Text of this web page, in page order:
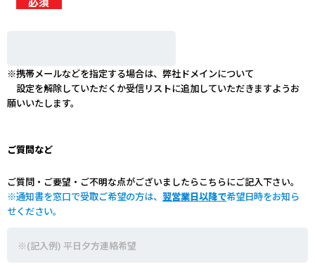
※携帯メールなどを指定する場合は、弊社ドメインについて
設定を解除していただくか受信リストに追加していただきますようお
願いいたします。
ご質問など
ご質問・ご要望・ご不明な点がございましたらこちらにご記入下さい。
※通知書を窓口で受取ご希望の方は、 翌営業日以降で希望日時をお知ら
せください。